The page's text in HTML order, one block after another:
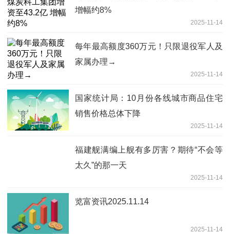
增幅约8%
2025-11-14
每年最高额度360万元！只限退役军人及
家属办理→
2025-11-14
国家统计局：10月份各线城市商品住宅
销售价格总体下降
2025-11-14
福建舰满编上舰有多厉害？期待“不会等
太久”的那一天
2025-11-14
览富资讯2025.11.14
2025-11-14